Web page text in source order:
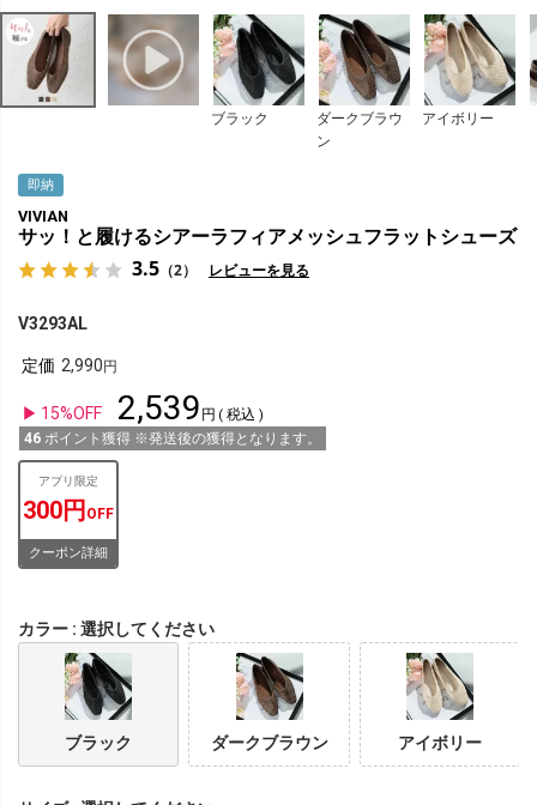
ブラック
ダークブラウ
ン
アイボリー
即納
VIVIAN
サッ！と履けるシアーラフィアメッシュフラットシューズ
3.5 （2） レビューを見る
V3293AL
定価 2,990
15%OFF 2,539
税込
46 ポイント獲得 ※発送後の獲得となります。
アプリ限定
300円 OFF
クーポン詳細
カラー 選択してください
ブラック ダークブラウン アイボリー